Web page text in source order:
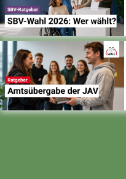
Zur Playlist